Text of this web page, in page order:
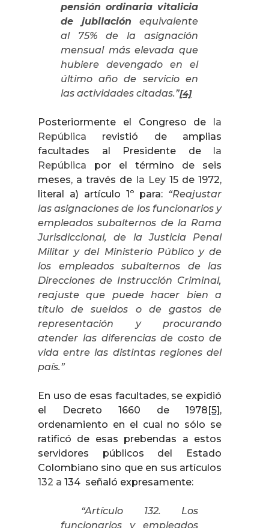
pensión ordinaria vitalicia
de jubilación equivalente
al 75% de la asignación
mensual más elevada que
hubiere devengado en el
último año de servicio en
las actividades citadas.”[4]
Posteriormente el Congreso de la
República revistió de amplias
facultades al Presidente de la
República por el término de seis
meses, a través de la Ley15 de 1972,
literal a) artículo 1º para: “Reajustar
las asignaciones de los funcionarios y
empleados subalternos de la Rama
Jurisdiccional, de la Justicia Penal
Militar y del Ministerio Público y de
los empleados subalternos de las
Direcciones de Instrucción Criminal,
reajuste que puede hacer bien a
título de sueldos o de gastos de
representación y procurando
atender las diferencias de costo de
vida entre las distintas regiones del
país.”
En uso de esas facultades, se expidió
el Decreto 1660 de 1978[5],
ordenamiento en el cual no sólo se
ratificó de esas prebendas a estos
servidores públicos del Estado
Colombiano sino que en sus artículos
132 a 134 señaló expresamente:
“Artículo 132. Los
funcionarios y empleados